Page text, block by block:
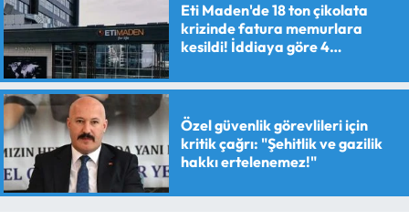
Eti Maden'de 18 ton çikolata
krizinde fatura memurlara
kesildi! İddiaya göre 4
verildi
Özel güvenlik görevlileri için
kritik çağrı: "Şehitlik ve gazilik
hakkı ertelenemez!"